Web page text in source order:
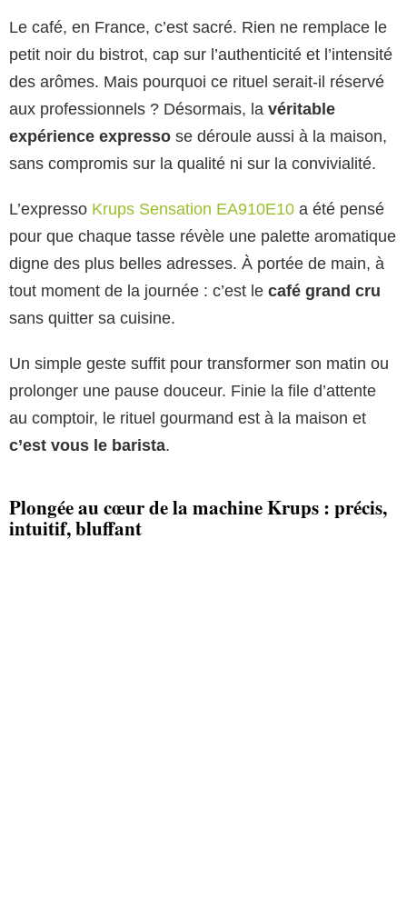
Le café, en France, c’est sacré. Rien ne remplace le
petit noir du bistrot, cap sur l’authenticité et l’intensité
des arômes. Mais pourquoi ce rituel serait-il réservé
aux professionnels ? Désormais, la véritable
expérience expresso se déroule aussi à la maison,
sans compromis sur la qualité ni sur la convivialité.
L’expresso Krups Sensation EA910E10 a été pensé
pour que chaque tasse révèle une palette aromatique
digne des plus belles adresses. À portée de main, à
tout moment de la journée : c’est le café grand cru
sans quitter sa cuisine.
Un simple geste suffit pour transformer son matin ou
prolonger une pause douceur. Finie la file d’attente
au comptoir, le rituel gourmand est à la maison et
c’est vous le barista.
Plongée au cœur de la machine Krups : précis,
intuitif, bluffant